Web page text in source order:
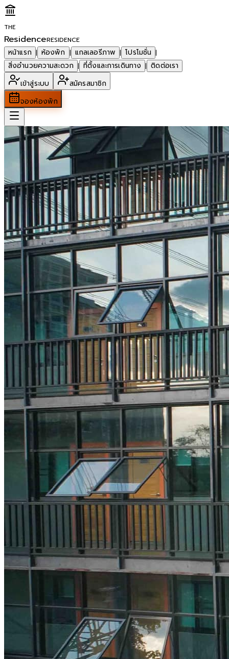
THE
ResidenceRESIDENCE
หน้าแรก | ห้องพัก | แกลเลอรีภาพ | โปรโมชั่น |
สิ่งอำนวยความสะดวก | ที่ตั้งและการเดินทาง | ติดต่อเรา
เข้าสู่ระบบ
สมัครสมาชิก
จองห้องพัก